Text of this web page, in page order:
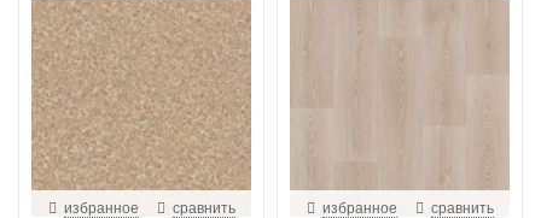
избранное сравнить избранное сравнить